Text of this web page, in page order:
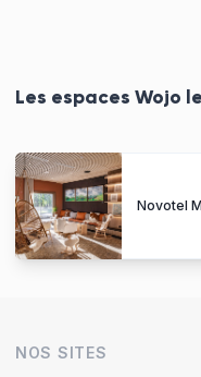
Les espaces Wojo
Novotel
NOS SITES